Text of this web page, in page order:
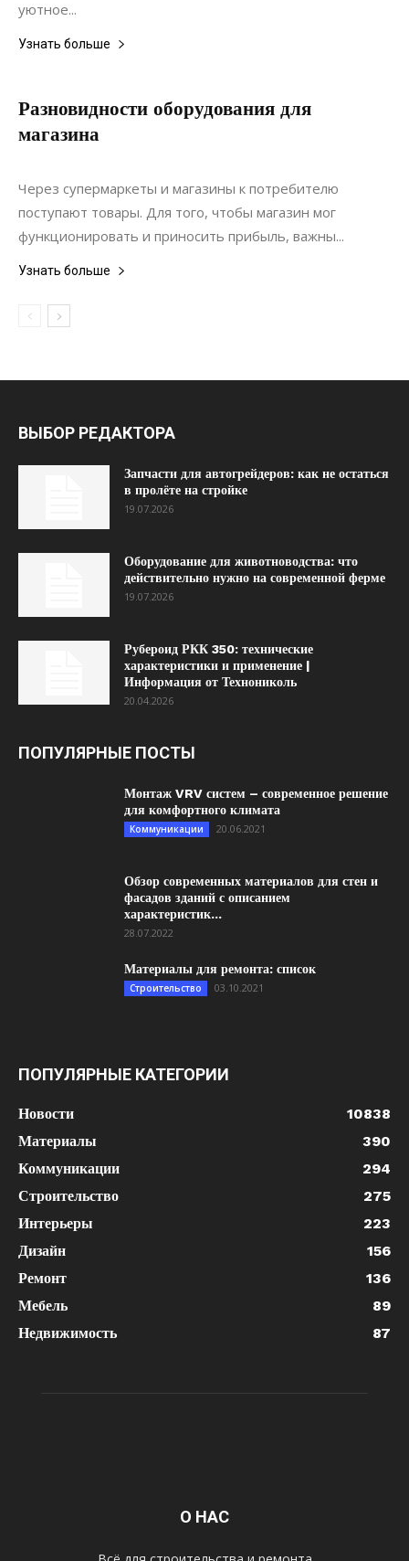
уютное...
Узнать больше
Разновидности оборудования для
магазина
07.12.2019
Через супермаркеты и магазины к потребителю
поступают товары. Для того, чтобы магазин мог
функционировать и приносить прибыль, важны...
Узнать больше
ВЫБОР РЕДАКТОРА
Запчасти для автогрейдеров: как не остаться
в пролёте на стройке
19.07.2026
Оборудование для животноводства: что
действительно нужно на современной ферме
19.07.2026
Рубероид РКК 350: технические
характеристики и применение |
Информация от Технониколь
20.04.2026
ПОПУЛЯРНЫЕ ПОСТЫ
Монтаж VRV систем – современное решение
для комфортного климата
Коммуникации 20.06.2021
Обзор современных материалов для стен и
фасадов зданий с описанием
характеристик...
28.07.2022
Материалы для ремонта: список
Строительство 03.10.2021
ПОПУЛЯРНЫЕ КАТЕГОРИИ
Новости
10838
Материалы
390
Коммуникации
294
Строительство
275
Интерьеры
223
Дизайн
156
Ремонт
136
Мебель
89
Недвижимость
87
О НАС